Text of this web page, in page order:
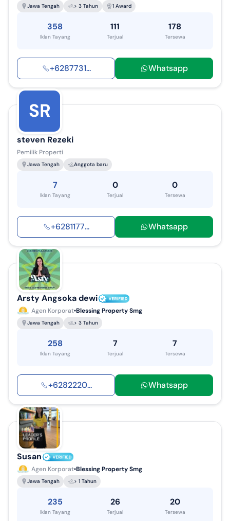
Jawa Tengah > 3 Tahun 1 Award
358
Iklan Tayang
111
Terjual
178
Tersewa
+6287731... Whatsapp
SR
steven Rezeki
Pemilik Properti
Jawa Tengah Anggota baru
7
Iklan Tayang
0
Terjual
0
Tersewa
+6281177... Whatsapp
Arsty Angsoka dewi
Agen Korporat Blessing Property Smg
Jawa Tengah > 3 Tahun
258
Iklan Tayang
7
Terjual
7
Tersewa
+6282220... Whatsapp
Susan
Agen Korporat Blessing Property Smg
Jawa Tengah > 1 Tahun
235
Iklan Tayang
26
Terjual
20
Tersewa